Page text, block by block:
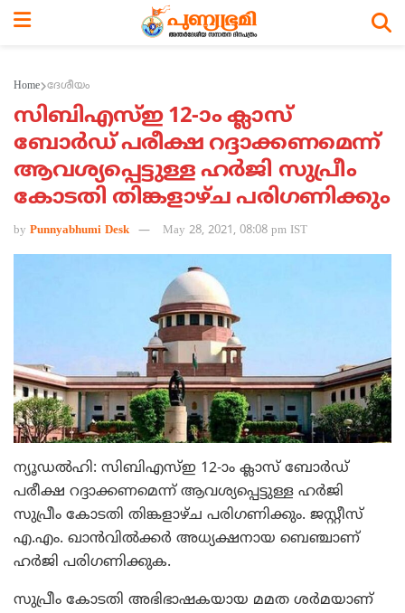
Home ദേശീയം
സിബിഎസ്ഇ 12-ാം ക്ലാസ്
ബോര്‍ഡ് പരീക്ഷ റദ്ദാക്കണമെന്ന്
ആവശ്യപ്പെട്ടുള്ള ഹര്‍ജി സുപ്രീം
കോടതി തിങ്കളാഴ്ച പരിഗണിക്കും
by Punnyabhumi Desk May 28, 2021, 08:08 pm IST
ന്യൂഡല്‍ഹി: സിബിഎസ്ഇ 12-ാം ക്ലാസ് ബോര്‍ഡ്
പരീക്ഷ റദ്ദാക്കണമെന്ന് ആവശ്യപ്പെട്ടുള്ള ഹര്‍ജി
സുപ്രീം കോടതി തിങ്കളാഴ്ച പരിഗണിക്കും. ജസ്റ്റീസ്
എ.എം. ഖാന്‍വില്‍ക്കര്‍ അധ്യക്ഷനായ ബെഞ്ചാണ്
ഹര്‍ജി പരിഗണിക്കുക.
സുപ്രീം കോടതി അഭിഭാഷകയായ മമത ശര്‍മയാണ്